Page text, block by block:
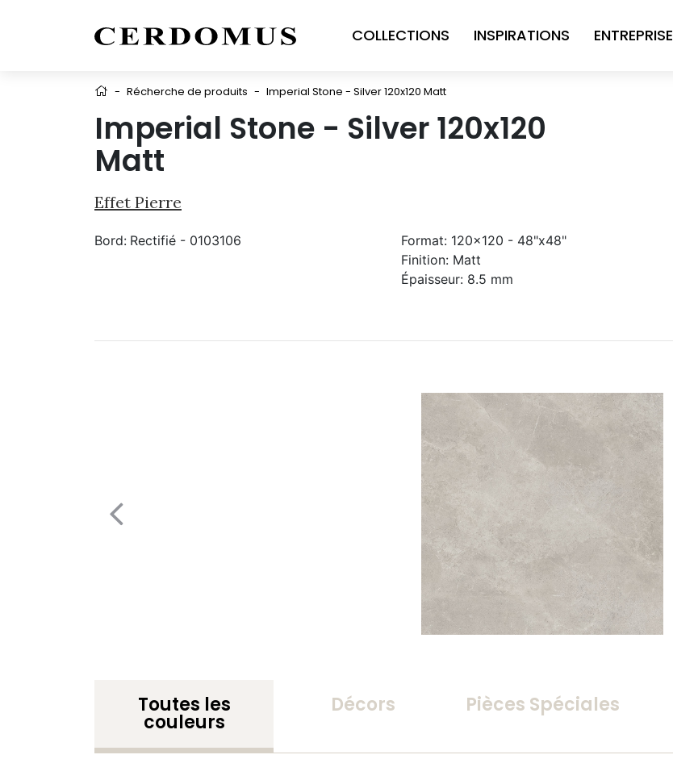
COLLECTIONS INSPIRATIONS ENTREPRISE
- Récherche de produits - Imperial Stone - Silver 120x120 Matt
Imperial Stone - Silver 120x120
Matt
Effet Pierre
Bord: Rectifié - 0103106 Format: 120x120 - 48"x48"
Finition: Matt
Épaisseur: 8.5 mm
Toutes les
couleurs
Décors Pièces Spéciales